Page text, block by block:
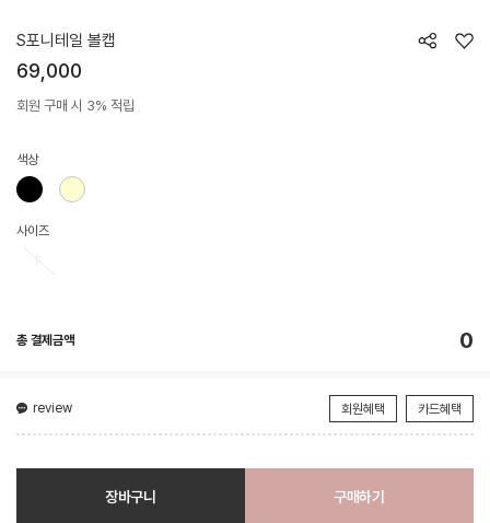
S포니테일 볼캡
69,000
회원 구매 시 3% 적립
색상
사이즈
총 결제금액 0
review 회원혜택 카드혜택
장바구니 구매하기